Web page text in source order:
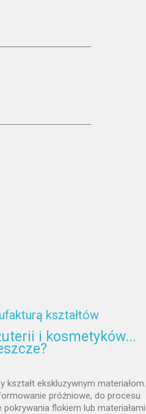
kształtów
i kosmetyków...
kształt ekskluzywnym materiałom.
próżniowe, do procesu
flokiem lub materiałami